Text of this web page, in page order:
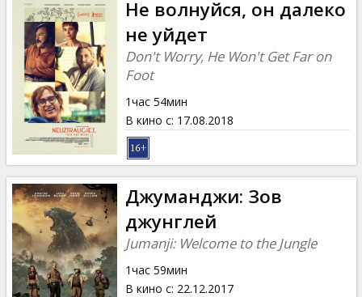
Не волнуйся, он далеко
не уйдет
Don't Worry, He Won't Get Far on
Foot
1час 54мин
В кино с: 17.08.2018
Джуманджи: Зов
джунглей
Jumanji: Welcome to the Jungle
1час 59мин
В кино с: 22.12.2017